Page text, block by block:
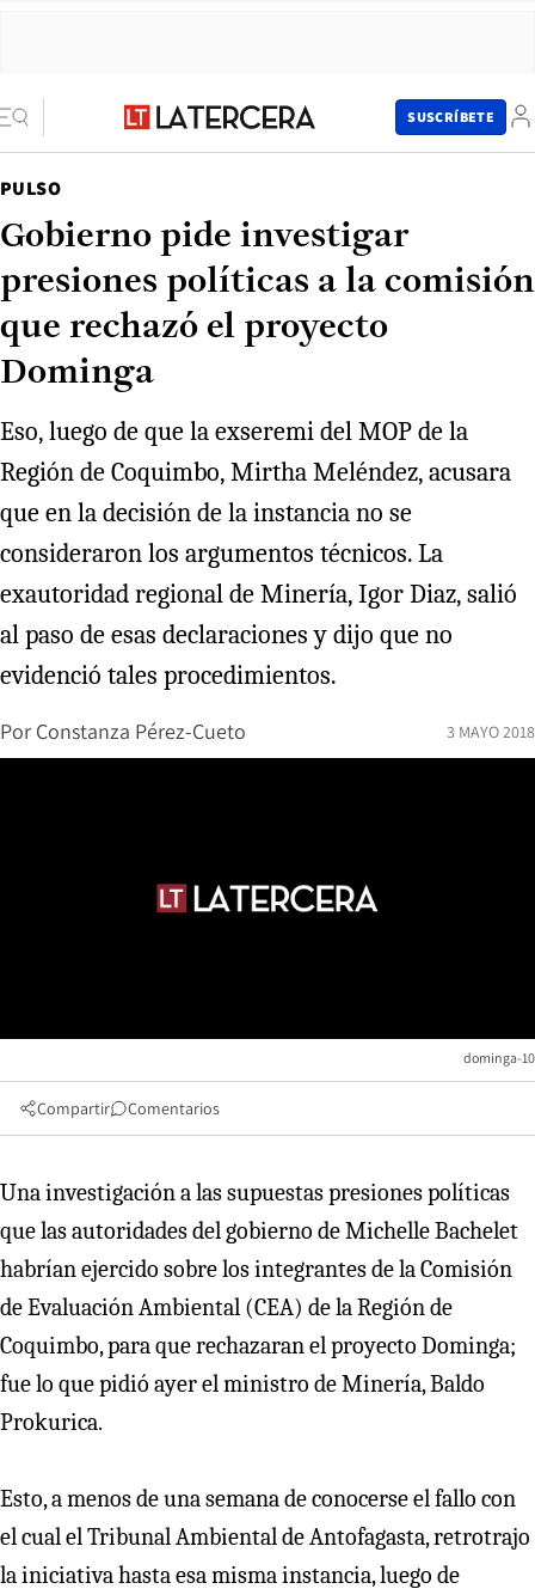
SUSCRÍBETE
PULSO
Gobierno pide investigar
presiones políticas a la comisión
que rechazó el proyecto
Dominga
Eso, luego de que la exseremi del MOP de la
Región de Coquimbo, Mirtha Meléndez, acusara
que en la decisión de la instancia no se
consideraron los argumentos técnicos. La
exautoridad regional de Minería, Igor Diaz, salió
al paso de esas declaraciones y dijo que no
evidenció tales procedimientos.
Por Constanza Pérez-Cueto 3 MAYO 2018
dominga-10
Compartir Comentarios
Una investigación a las supuestas presiones políticas
que las autoridades del gobierno de Michelle Bachelet
habrían ejercido sobre los integrantes de la Comisión
de Evaluación Ambiental (CEA) de la Región de
Coquimbo, para que rechazaran el proyecto Dominga;
fue lo que pidió ayer el ministro de Minería, Baldo
Prokurica.
Esto, a menos de una semana de conocerse el fallo con
el cual el Tribunal Ambiental de Antofagasta, retrotrajo
la iniciativa hasta esa misma instancia, luego de